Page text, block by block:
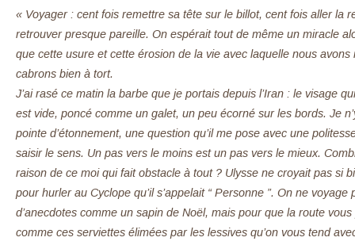
« Voyager : cent fois remettre sa tête sur le billot, cent fois aller la
retrouver presque pareille. On espérait tout de même un miracle
que cette usure et cette érosion de la vie avec laquelle nous
cabrons bien à tort.
J’ai rasé ce matin la barbe que je portais depuis l’Iran : le visage
est vide, poncé comme un galet, un peu écorné sur les bords. Je
pointe d’étonnement, une question qu’il me pose avec une
saisir le sens. Un pas vers le moins est un pas vers le mieux.
raison de ce moi qui fait obstacle à tout ? Ulysse ne croyait pas si
pour hurler au Cyclope qu’il s’appelait “ Personne ”. On ne
d’anecdotes comme un sapin de Noël, mais pour que la route
comme ces serviettes élimées par les lessives qu’on vous tend